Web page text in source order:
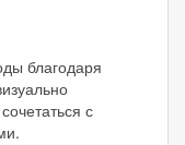
благодаря
с